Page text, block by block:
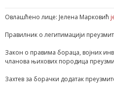
Овлашћено лице: Јелена Марковић
Правилник о легитимацији
Закон о правима бораца, војних
чланова њихових породица
Захтев за борачки додатак